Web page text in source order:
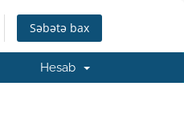
Səbətə bax
Hesab